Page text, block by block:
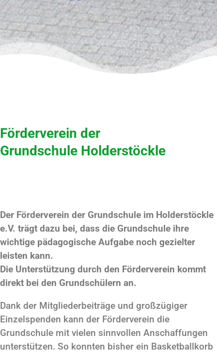
Förderverein der
Grundschule Holderstöckle
Der Förderverein der Grundschule im Holderstöckle
e.V. trägt dazu bei, dass die Grundschule ihre
wichtige pädagogische Aufgabe noch gezielter
leisten kann.
Die Unterstützung durch den Förderverein kommt
direkt bei den Grundschülern an.
Dank der Mitgliederbeiträge und großzügiger
Einzelspenden kann der Förderverein die
Grundschule mit vielen sinnvollen Anschaffungen
unterstützen. So konnten bisher ein Basketballkorb